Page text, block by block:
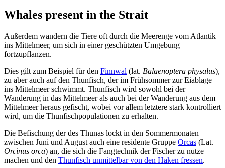
Whales present in the Strait
Außerdem wandern die Tiere oft durch die Meerenge vom Atlantik
ins Mittelmeer, um sich in einer geschützten Umgebung
fortzupflanzen.
Dies gilt zum Beispiel für den Finnwal (lat. Balaenoptera physalus),
zu aber auch auf den Thunfisch, der im Frühsommer zur Eiablage
ins Mittelmeer schwimmt. Thunfisch wird sowohl bei der
Wanderung in das Mittelmeer als auch bei der Wanderung aus dem
Mittelmeer heraus gefischt, wobei vor allem letztere stark kontrolliert
wird, um die Thunfischpopulationen zu erhalten.
Die Befischung der des Thunas lockt in den Sommermonaten
zwischen Juni und August auch eine residente Gruppe Orcas (Lat.
Orcinus orca) an, die sich die Fangtechnik der Fischer zu nutze
machen und den Thunfisch unmittelbar von den Haken fressen.